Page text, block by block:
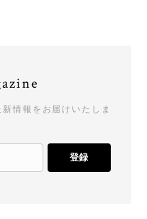
情報をお届けいたしま
登録